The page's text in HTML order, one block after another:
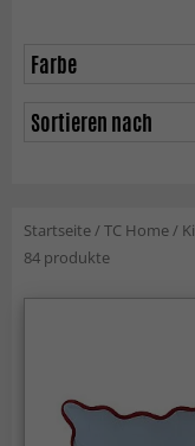
Farbe
Sortieren nach
Startseite/TC Home/
84 produkte